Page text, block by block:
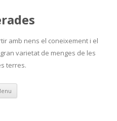
amb nens el coneixement i el
varietat de menges de les
terres.
Skip
content